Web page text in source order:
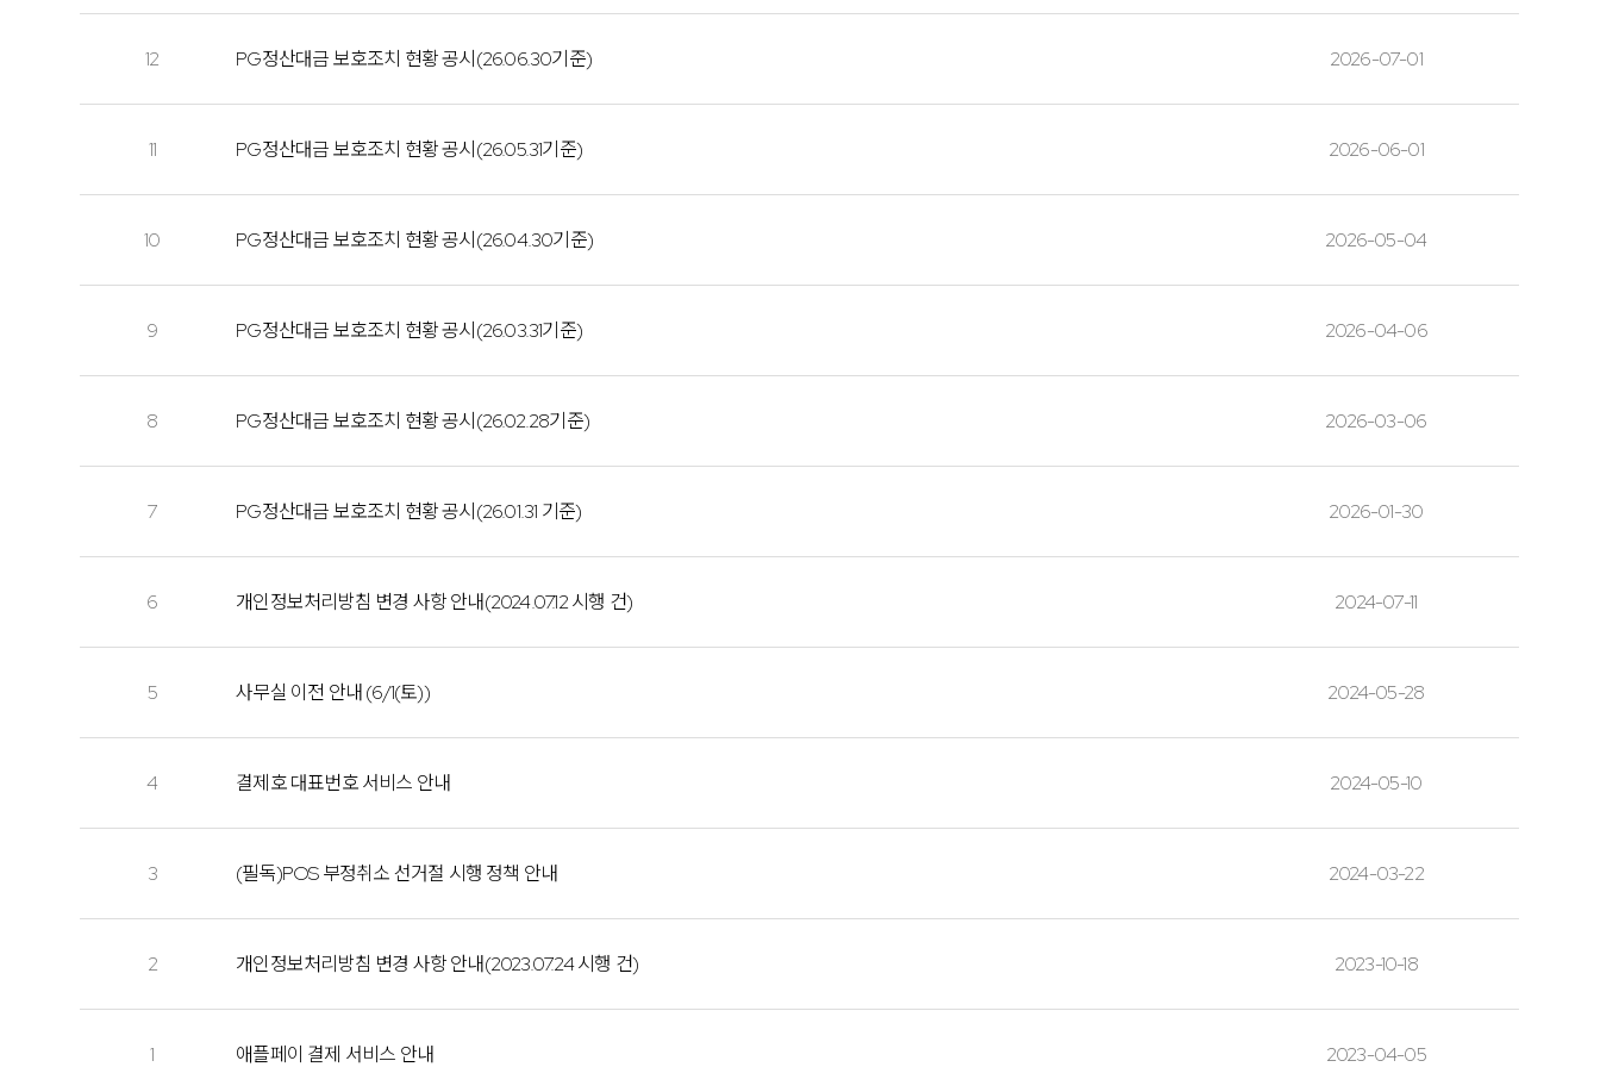
12 PG정산대금 보호조치 현황 공시(26.06.30기준) 2026-07-01
11 PG정산대금 보호조치 현황 공시(26.05.31기준) 2026-06-01
10 PG정산대금 보호조치 현황 공시(26.04.30기준) 2026-05-04
9 PG정산대금 보호조치 현황 공시(26.03.31기준) 2026-04-06
8 PG정산대금 보호조치 현황 공시(26.02.28기준) 2026-03-06
7 PG정산대금 보호조치 현황 공시(26.01.31 기준) 2026-01-30
6 개인정보처리방침 변경 사항 안내(2024.07.12 시행 건) 2024-07-11
5 사무실 이전 안내 (6/1(토)) 2024-05-28
4 결제호 대표번호 서비스 안내 2024-05-10
3 (필독)POS 부정취소 선거절 시행 정책 안내 2024-03-22
2 개인정보처리방침 변경 사항 안내(2023.07.24 시행 건) 2023-10-18
1 애플페이 결제 서비스 안내 2023-04-05